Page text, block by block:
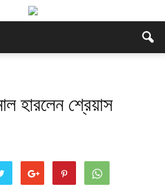
হারলেন শ্রেয়াস